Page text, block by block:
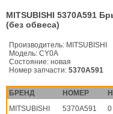
MITSUBISHI 5370A591
(без обвеса)
Производитель: MITSUBISHI
Модель: CY0A
Состояние: новая
Номер запчасти: 5370A591
БРЕНД НОМЕР
MITSUBISHI
5370A591